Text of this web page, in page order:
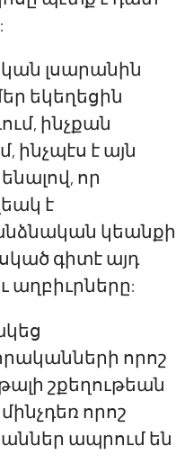
լսարանին
եկեղեցին
ինչքան
ինչպէս է այն
որ
է
կեանքի
գիտէ այդ
աղբիւրները:
որոշ
շքեղութեան
որոշ
ապրում են